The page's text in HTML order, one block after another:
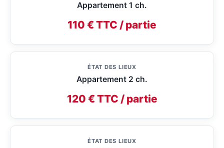
Appartement 1 ch.
110 € TTC / partie
ÉTAT DES LIEUX
Appartement 2 ch.
120 € TTC / partie
ÉTAT DES LIEUX